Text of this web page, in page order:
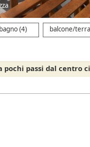
(4) balcone/
pochi passi dal centro